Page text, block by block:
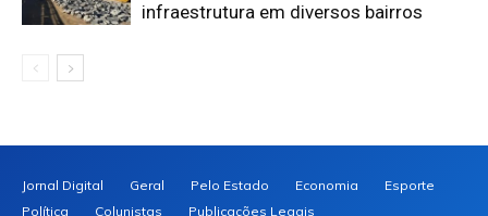
infraestrutura em diversos bairros
Jornal Digital Geral Pelo Estado Economia
Esporte
Política
Colunistas Publicações Legais